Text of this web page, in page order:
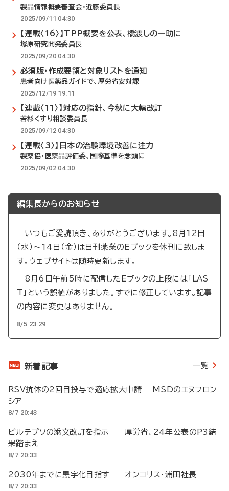
製品情報概要審査会・近藤委員長
2025/09/11 04:30
【連載〈16〉】TPP概要を公表、橋渡しの一助に
塚原研究開発委員長
2025/09/20 04:30
必須版・作成要領と対象リストを通知
患者向け医薬品ガイドで、厚労省安対課
2025/12/19 19:11
【連載〈11〉】対応の指針、今秋に大幅改訂
若杉くすり相談委員長
2025/09/12 04:30
【連載〈3〉】日本の治験環境改善に注力
製薬協・医薬品評価委、国際基準を念頭に
2025/09/02 04:30
編集長からのお知らせ
いつもご愛読頂き、ありがとうございます。8月12日
（水）～14日（金）は日刊薬業のEブックを休刊に致しま
す。ウェブサイトは随時更新します。
8月6日午前5時に配信したEブックの上段には「LAS
T」という誤植がありました。すでに修正しています。記事
の内容に変更はありません。
8/5 23:29
新着記事 一覧
RSV抗体の2回目投与で適応拡大申請 MSDのエヌフロン
シア
8/7 20:43
ビルテプソの添文改訂を指示 厚労省、24年公表のP3結
果踏まえ
8/7 20:33
2030年までに黒字化目指す オンコリス・浦田社長
8/7 20:33